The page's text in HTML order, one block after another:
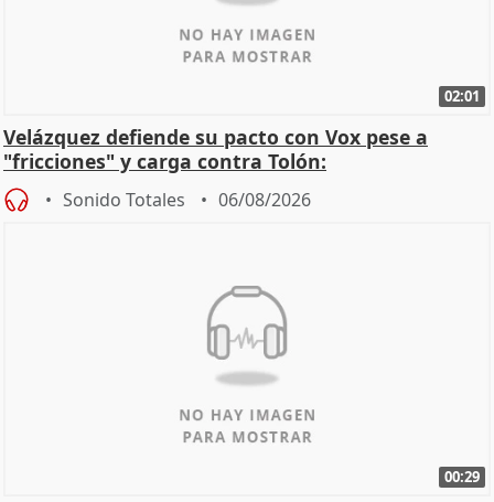
02:01
Velázquez defiende su pacto con Vox pese a
"fricciones" y carga contra Tolón:
Sonido Totales 06/08/2026
00:29